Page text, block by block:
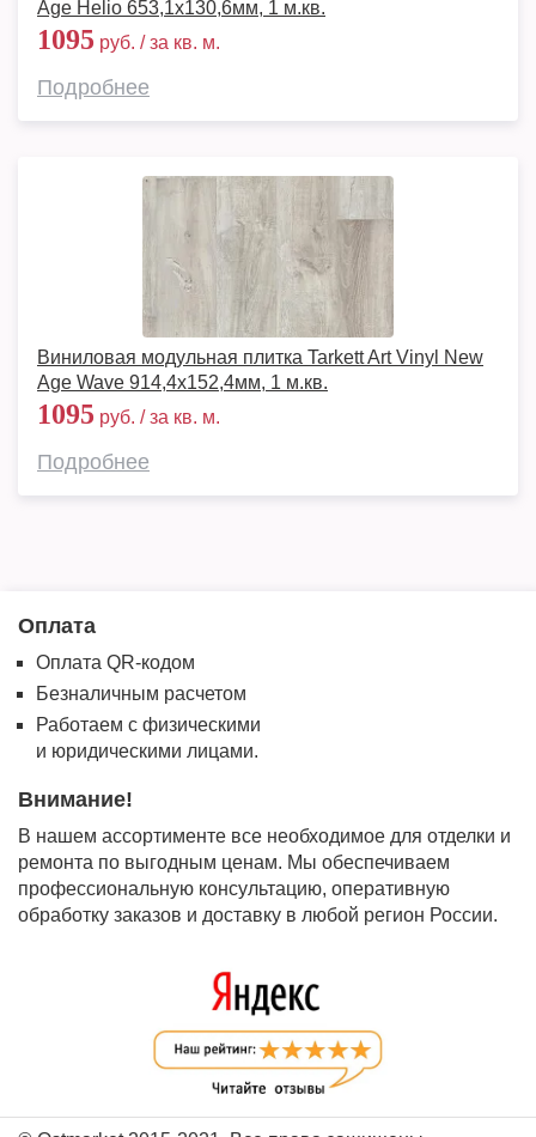
Age Helio 653,1х130,6мм, 1 м.кв.
1095 руб. / за кв. м.
Подробнее
Виниловая модульная плитка Tarkett Art Vinyl New
Age Wave 914,4х152,4мм, 1 м.кв.
1095 руб. / за кв. м.
Подробнее
Оплата
Оплата QR-кодом
Безналичным расчетом
Работаем с физическими
и юридическими лицами.
Внимание!
В нашем ассортименте все необходимое для отделки и
ремонта по выгодным ценам. Мы обеспечиваем
профессиональную консультацию, оперативную
обработку заказов и доставку в любой регион России.